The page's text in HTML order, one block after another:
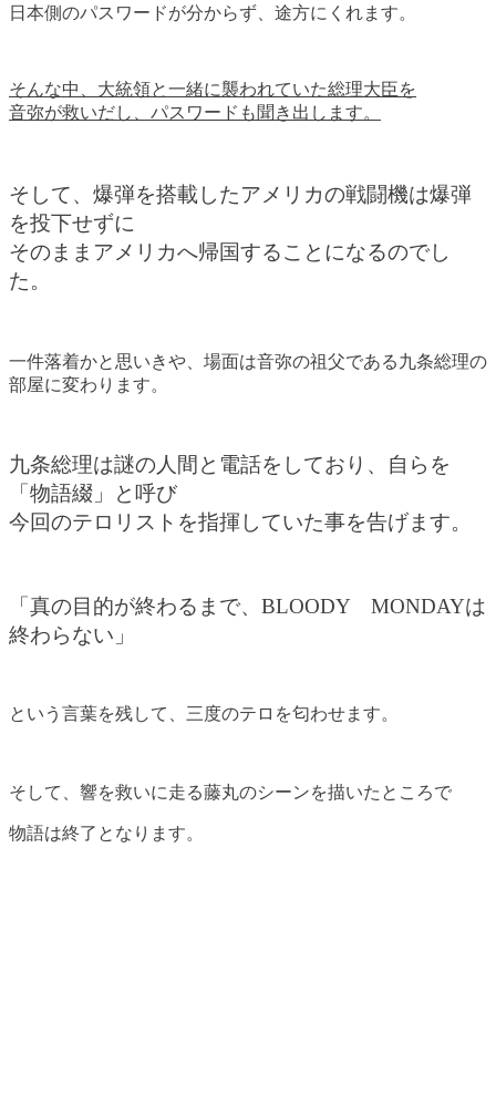
日本側のパスワードが分からず、途方にくれます。
そんな中、大統領と一緒に襲われていた総理大臣を
音弥が救いだし、パスワードも聞き出します。
そして、爆弾を搭載したアメリカの戦闘機は爆弾
を投下せずに
そのままアメリカへ帰国することになるのでし
た。
一件落着かと思いきや、場面は音弥の祖父である九条総理の
部屋に変わります。
九条総理は謎の人間と電話をしており、自らを
「物語綴」と呼び
今回のテロリストを指揮していた事を告げます。
「真の目的が終わるまで、BLOODY MONDAYは
終わらない」
という言葉を残して、三度のテロを匂わせます。
そして、響を救いに走る藤丸のシーンを描いたところで
物語は終了となります。